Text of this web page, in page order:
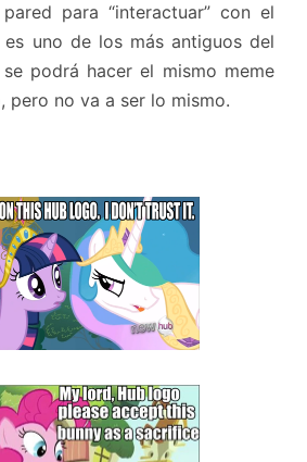
para “interactuar” con el
uno de los más antiguos del
podrá hacer el mismo meme
pero no va a ser lo mismo.